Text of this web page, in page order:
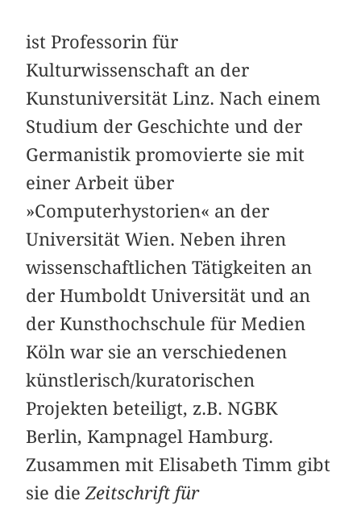
ist Professorin für
Kulturwissenschaft an der
Kunstuniversität Linz. Nach einem
Studium der Geschichte und der
Germanistik promovierte sie mit
einer Arbeit über
»Computerhystorien« an der
Universität Wien. Neben ihren
wissenschaftlichen Tätigkeiten an
der Humboldt Universität und an
der Kunsthochschule für Medien
Köln war sie an verschiedenen
künstlerisch/kuratorischen
Projekten beteiligt, z.B. NGBK
Berlin, Kampnagel Hamburg.
Zusammen mit Elisabeth Timm gibt
sie dieZeitschrift für